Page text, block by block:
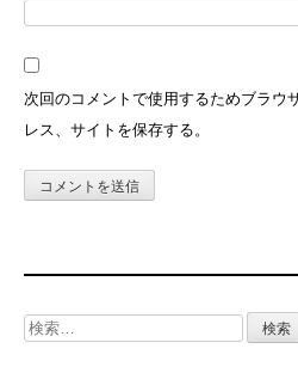
次回のコメントで使用するためブラウ
レス、サイトを保存する。
検